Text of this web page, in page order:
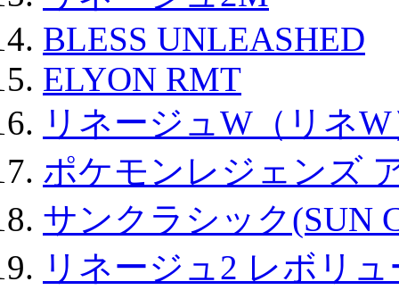
BLESS UNLEASHED
ELYON RMT
リネージュW（リネ
ポケモンレジェンズ
サンクラシック(SUN
リネージュ2 レボリ